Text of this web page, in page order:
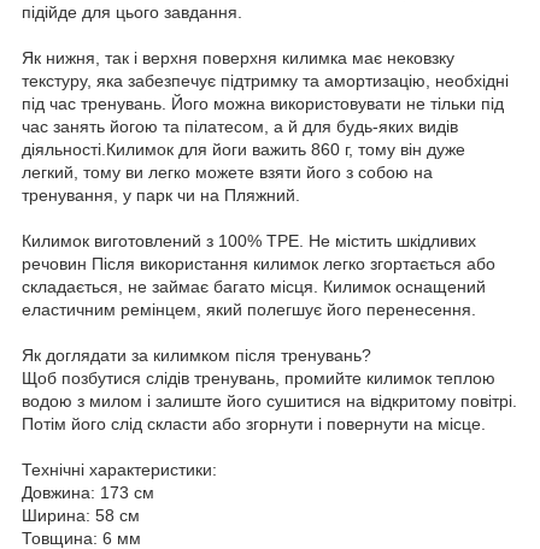
підійде для цього завдання.
Як нижня, так і верхня поверхня килимка має нековзку
текстуру, яка забезпечує підтримку та амортизацію, необхідні
під час тренувань. Його можна використовувати не тільки під
час занять йогою та пілатесом, а й для будь-яких видів
діяльності.Килимок для йоги важить 860 г, тому він дуже
легкий, тому ви легко можете взяти його з собою на
тренування, у парк чи на Пляжний.
Килимок виготовлений з 100% TPE. Не містить шкідливих
речовин Після використання килимок легко згортається або
складається, не займає багато місця. Килимок оснащений
еластичним ремінцем, який полегшує його перенесення.
Як доглядати за килимком після тренувань?
Щоб позбутися слідів тренувань, промийте килимок теплою
водою з милом і залиште його сушитися на відкритому повітрі.
Потім його слід скласти або згорнути і повернути на місце.
Технічні характеристики:
Довжина: 173 см
Ширина: 58 см
Товщина: 6 мм